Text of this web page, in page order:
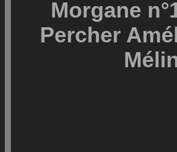
Morgane
Percher